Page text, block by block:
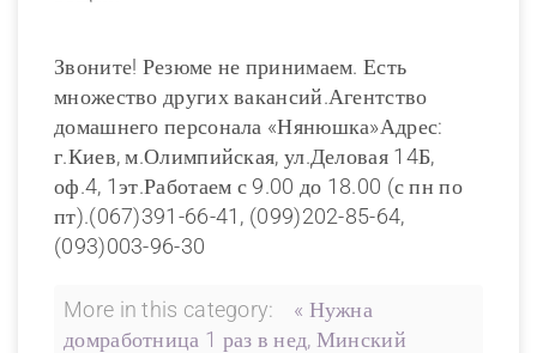
Звоните! Резюме не принимаем. Есть
множество других вакансий.Агентство
домашнего персонала «Нянюшка»Адрес:
г.Киев, м.Олимпийская, ул.Деловая 14Б,
оф.4, 1эт.Работаем с 9.00 до 18.00 (с пн по
пт).(067)391-66-41, (099)202-85-64,
(093)003-96-30
More in this category:
« Нужна
домработница 1 раз в нед, Минский